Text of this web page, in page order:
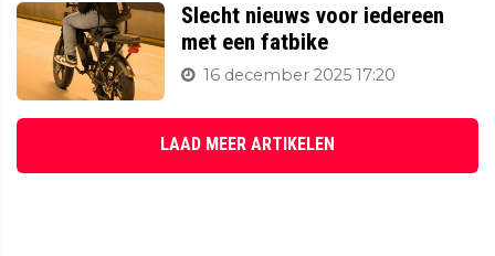
Slecht nieuws voor iedereen
met een fatbike
16 december 2025 17:20
LAAD MEER ARTIKELEN